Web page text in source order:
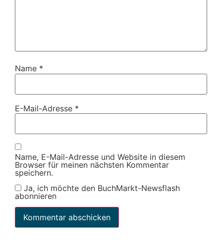
Name *
E-Mail-Adresse *
Name, E-Mail-Adresse und Website in diesem
Browser für meinen nächsten Kommentar
speichern.
Ja, ich möchte den BuchMarkt-Newsflash
abonnieren